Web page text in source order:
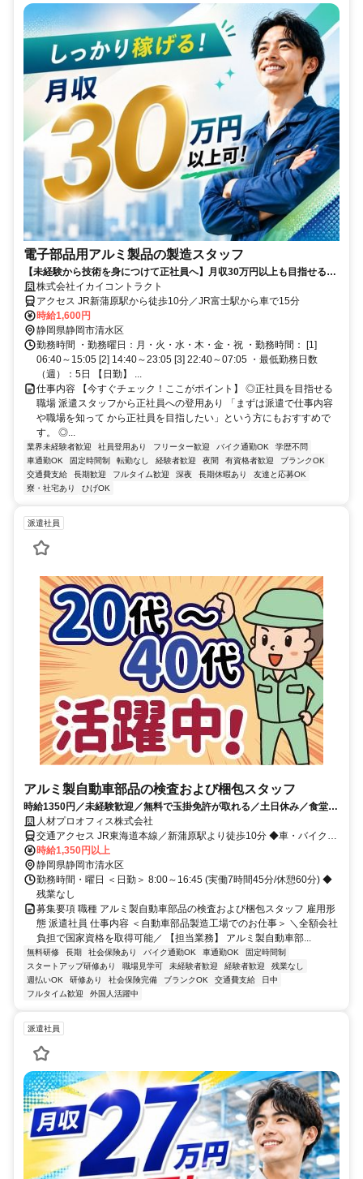
電子部品用アルミ製品の製造スタッフ
【未経験から技術を身につけて正社員へ】月収30万円以上も目指せる安
定ワーク！平日休みが取りやすい3交替シフト制勤務★
株式会社イカイコントラクト
アクセス JR新蒲原駅から徒歩10分／JR富士駅から車で15分
時給1,600円
静岡県静岡市清水区
勤務時間 ・勤務曜日：月・火・水・木・金・祝 ・勤務時間： [1]
06:40～15:05 [2] 14:40～23:05 [3] 22:40～07:05 ・最低勤務日数
（週）：5日 【日勤】 ...
仕事内容 【今すぐチェック！ここがポイント】 ◎正社員を目指せる
職場 派遣スタッフから正社員への登用あり 「まずは派遣で仕事内容
や職場を知って から正社員を目指したい」という方にもおすすめで
す。 ◎...
業界未経験者歓迎 社員登用あり フリーター歓迎 バイク通勤OK
学歴不問
車通勤OK
固定時間制 転勤なし 経験者歓迎 夜間 有資格者歓迎
ブランクOK
交通費支給
長期歓迎 フルタイム歓迎 深夜 長期休暇あり
友達と応募OK
寮・社宅あり
ひげOK
派遣社員
アルミ製自動車部品の検査および梱包スタッフ
時給1350円／未経験歓迎／無料で玉掛免許が取れる／土日休み／食堂あ
り／駅チカ／週払いOK
人材プロオフィス株式会社
交通アクセス JR東海道本線／新蒲原駅より徒歩10分 ◆車・バイク通
勤OK
時給1,350円以上
静岡県静岡市清水区
勤務時間・曜日 ＜日勤＞ 8:00～16:45 (実働7時間45分/休憩60分) ◆
残業なし
募集要項 職種 アルミ製自動車部品の検査および梱包スタッフ 雇用形
態 派遣社員 仕事内容 ＜自動車部品製造工場でのお仕事＞ ＼全額会社
負担で国家資格を取得可能／ 【担当業務】 アルミ製自動車部...
無料研修 長期 社会保険あり バイク通勤OK 車通勤OK
固定時間制
スタートアップ研修あり
職場見学可 未経験者歓迎 経験者歓迎
残業なし
週払いOK
研修あり 社会保険完備 ブランクOK 交通費支給
日中
フルタイム歓迎
外国人活躍中
派遣社員